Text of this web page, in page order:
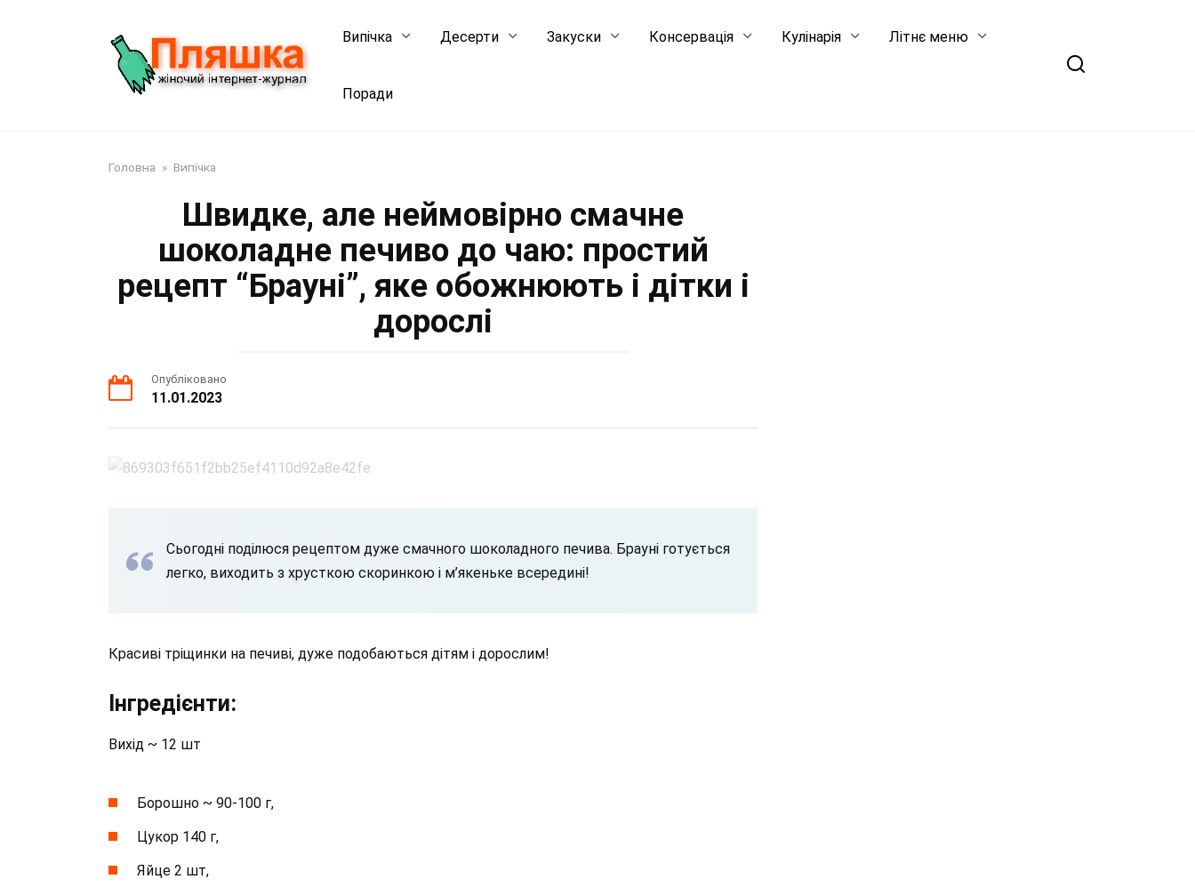
Випічка Десерти Закуски Консервація Кулінарія Літнє меню
Поради
Головна » Випічка
Швидке, але неймовірно смачне
шоколадне печиво до чаю: простий
рецепт “Брауні”, яке обожнюють і дітки і
дорослі
Опубліковано
11.01.2023
Сьогодні поділюся рецептом дуже смачного шоколадного печива. Брауні готується
легко, виходить з хрусткою скоринкою і м’якеньке всередині!
Красиві тріщинки на печиві, дуже подобаються дітям і дорослим!
Інгредієнти:
Вихід ~ 12 шт
Борошно ~ 90-100 г,
Цукор 140 г,
Яйце 2 шт,